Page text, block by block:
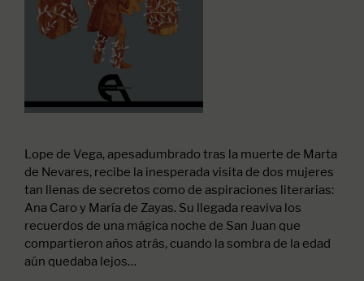
Lope de Vega, apesadumbrado tras la muerte de Marta
de Nevares, recibe la inesperada visita de dos mujeres
tan llenas de secretos como de aspiraciones literarias:
Ana Caro y María de Zayas. Su llegada reaviva los
recuerdos de una mágica noche de San Juan que
compartieron años atrás, cuando la sombra de la edad
aún quedaba lejos…